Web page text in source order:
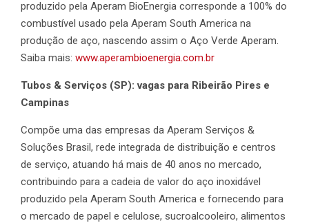
produzido pela Aperam BioEnergia corresponde a 100% do
combustível usado pela Aperam South America na
produção de aço, nascendo assim o Aço Verde Aperam.
Saiba mais: www.aperambioenergia.com.br
Tubos & Serviços (SP): vagas para Ribeirão Pires e
Campinas
Compõe uma das empresas da Aperam Serviços &
Soluções Brasil, rede integrada de distribuição e centros
de serviço, atuando há mais de 40 anos no mercado,
contribuindo para a cadeia de valor do aço inoxidável
produzido pela Aperam South America e fornecendo para
o mercado de papel e celulose, sucroalcooleiro, alimentos